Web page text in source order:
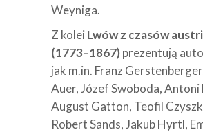
Weyniga.
Z kolei Lwów z czasów
(1773–1867)prezentują
jak m.in. Franz
Auer, Józef Swoboda, Antoni
August Gatton, Teofil
Robert Sands, Jakub Hyrtl,